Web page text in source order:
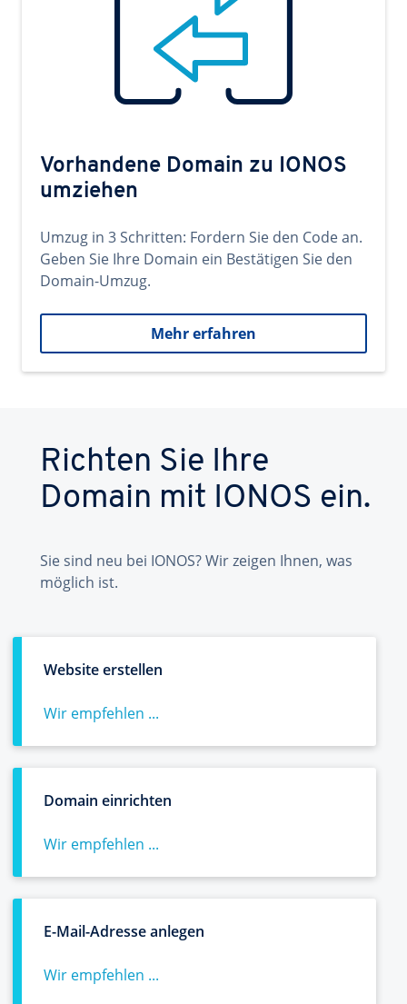
Vorhandene Domain zu IONOS
umziehen
Umzug in 3 Schritten: Fordern Sie den Code an.
Geben Sie Ihre Domain ein Bestätigen Sie den
Domain-Umzug.
Mehr erfahren
Richten Sie Ihre
Domain mit IONOS ein.
Sie sind neu bei IONOS? Wir zeigen Ihnen, was
möglich ist.
Website erstellen
Wir empfehlen ...
Domain einrichten
Wir empfehlen ...
E-Mail-Adresse anlegen
Wir empfehlen ...